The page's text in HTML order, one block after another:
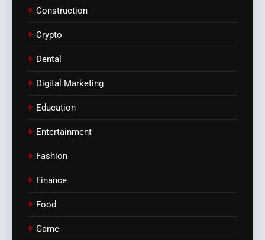
Construction
Crypto
Dental
Digital Marketing
Education
Entertainment
Fashion
Finance
Food
Game